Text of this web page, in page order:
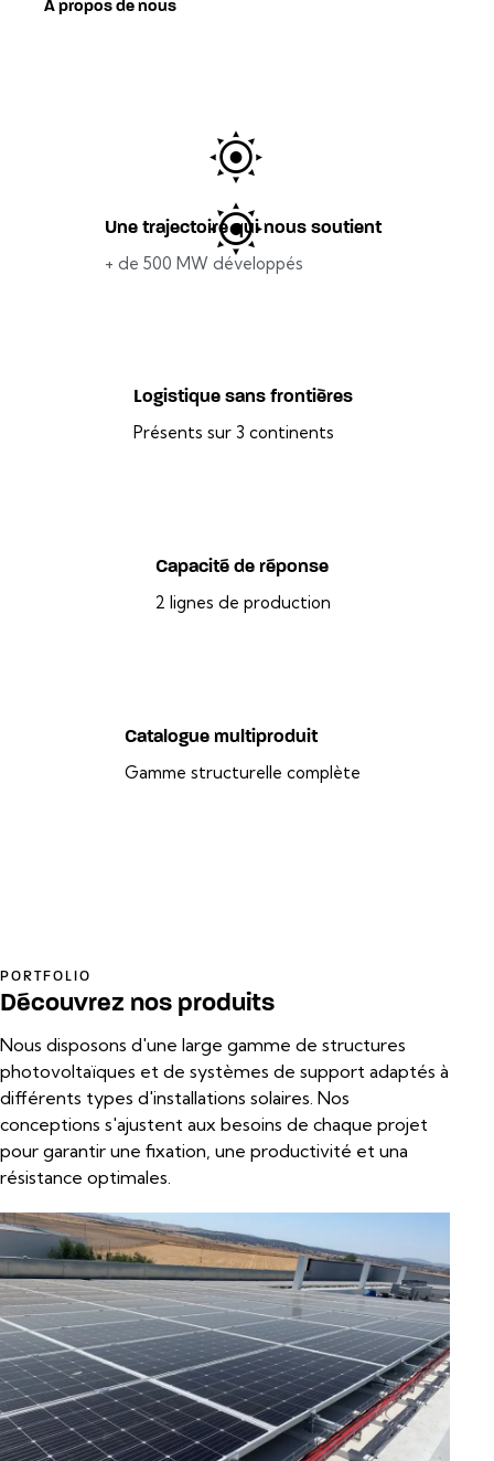
À propos de nous
Une trajectoire qui nous soutient
+ de 500 MW développés
Logistique sans frontières
Présents sur 3 continents
Capacité de réponse
2 lignes de production
Catalogue multiproduit
Gamme structurelle complète
PORTFOLIO
Découvrez nos produits
Nous disposons d'une large gamme de structures
photovoltaïques et de systèmes de support adaptés à
différents types d'installations solaires. Nos
conceptions s'ajustent aux besoins de chaque projet
pour garantir une fixation, une productivité et una
résistance optimales.